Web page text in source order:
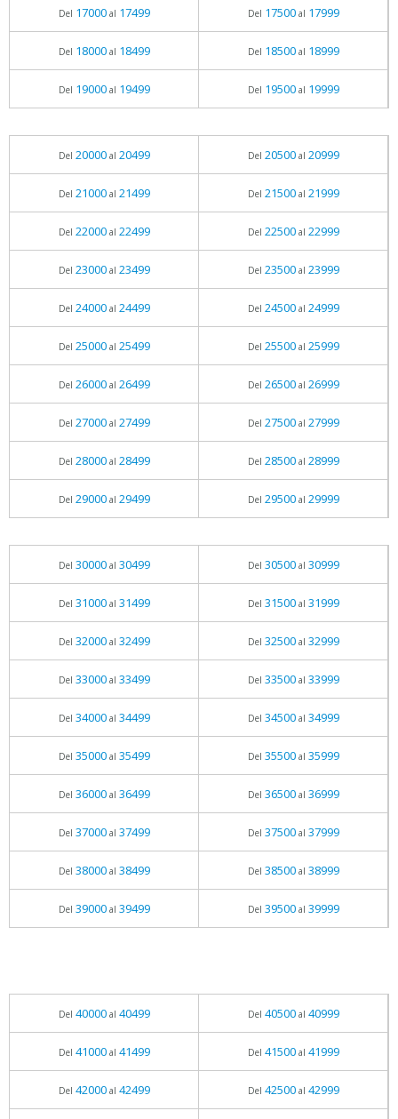
Del 17000al 17499 Del 17500al 17999
Del 18000al 18499 Del 18500al 18999
Del 19000al 19499 Del 19500al 19999
Del 20000al 20499 Del 20500al 20999
Del 21000al 21499 Del 21500al 21999
Del 22000al 22499 Del 22500al 22999
Del 23000al 23499 Del 23500al 23999
Del 24000al 24499 Del 24500al 24999
Del 25000al 25499 Del 25500al 25999
Del 26000al 26499 Del 26500al 26999
Del 27000al 27499 Del 27500al 27999
Del 28000al 28499 Del 28500al 28999
Del 29000al 29499 Del 29500al 29999
Del 30000al 30499 Del 30500al 30999
Del 31000al 31499 Del 31500al 31999
Del 32000al 32499 Del 32500al 32999
Del 33000al 33499 Del 33500al 33999
Del 34000al 34499 Del 34500al 34999
Del 35000al 35499 Del 35500al 35999
Del 36000al 36499 Del 36500al 36999
Del 37000al 37499 Del 37500al 37999
Del 38000al 38499 Del 38500al 38999
Del 39000al 39499 Del 39500al 39999
Del 40000al 40499 Del 40500al 40999
Del 41000al 41499 Del 41500al 41999
Del 42000al 42499 Del 42500al 42999